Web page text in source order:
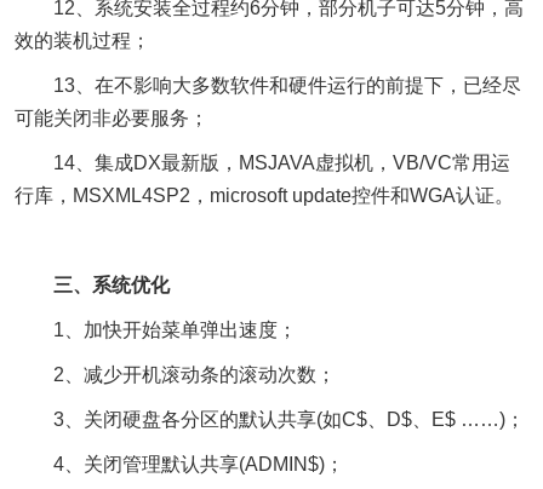
12、系统安装全过程约6分钟，部分机子可达5分钟，高
效的装机过程；
13、在不影响大多数软件和硬件运行的前提下，已经尽
可能关闭非必要服务；
14、集成DX最新版，MSJAVA虚拟机，VB/VC常用运
行库，MSXML4SP2，microsoft update控件和WGA认证。
三、系统优化
1、加快开始菜单弹出速度；
2、减少开机滚动条的滚动次数；
3、关闭硬盘各分区的默认共享(如C$、D$、E$ ……)；
4、关闭管理默认共享(ADMIN$)；